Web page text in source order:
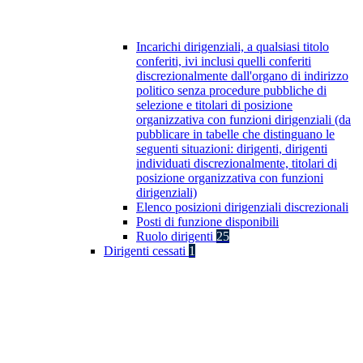
Incarichi dirigenziali, a qualsiasi titolo
conferiti, ivi inclusi quelli conferiti
discrezionalmente dall'organo di indirizzo
politico senza procedure pubbliche di
selezione e titolari di posizione
organizzativa con funzioni dirigenziali (da
pubblicare in tabelle che distinguano le
seguenti situazioni: dirigenti, dirigenti
individuati discrezionalmente, titolari di
posizione organizzativa con funzioni
dirigenziali)
Elenco posizioni dirigenziali discrezionali
Posti di funzione disponibili
Ruolo dirigenti 25
Dirigenti cessati 1